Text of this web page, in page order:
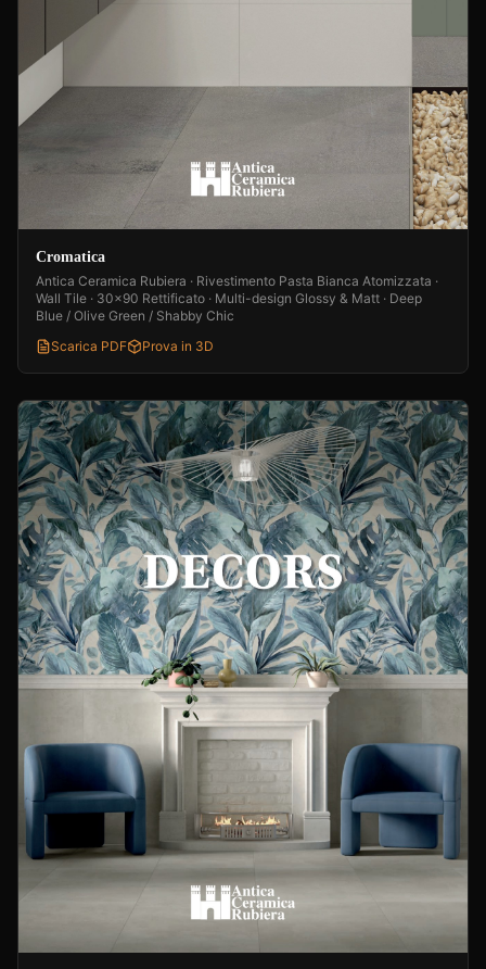
Cromatica
Antica Ceramica Rubiera · Rivestimento Pasta Bianca Atomizzata ·
Wall Tile · 30x90 Rettificato · Multi-design Glossy & Matt · Deep
Blue / Olive Green / Shabby Chic
Scarica PDF
Prova in 3D